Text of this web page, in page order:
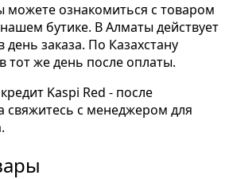
можете ознакомиться с товаром
бутике. В Алматы действует
день заказа. По Казахстану
тот же день после оплаты.
Kaspi Red - после
свяжитесь с менеджером для